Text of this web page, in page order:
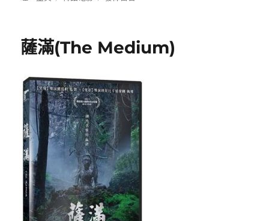
薩滿(The Medium)